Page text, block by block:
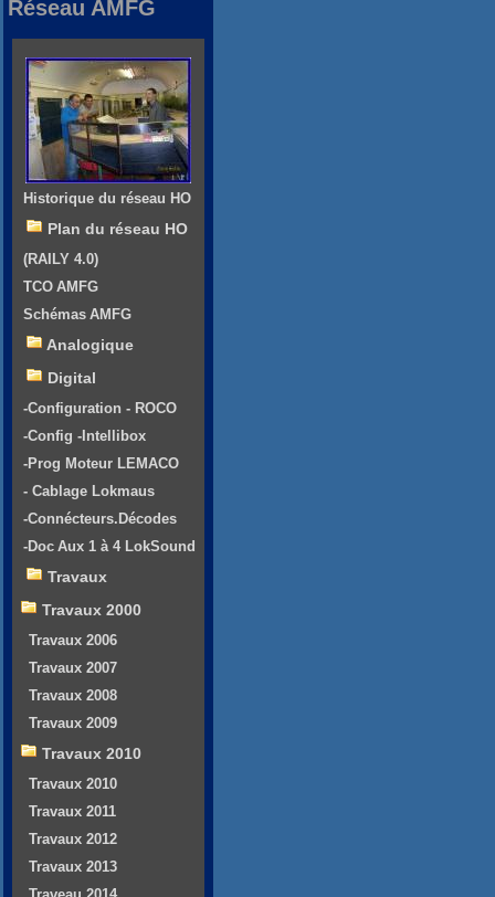
Réseau AMFG
Historique du réseau HO
Plan du réseau HO
(RAILY 4.0)
TCO AMFG
Schémas AMFG
Analogique
Digital
-Configuration - ROCO
-Config -Intellibox
-Prog Moteur LEMACO
- Cablage Lokmaus
-Connécteurs.Décodes
-Doc Aux 1 à 4 LokSound
Travaux
Travaux 2000
Travaux 2006
Travaux 2007
Travaux 2008
Travaux 2009
Travaux 2010
Travaux 2010
Travaux 2011
Travaux 2012
Travaux 2013